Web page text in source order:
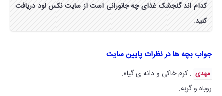
کدام اند گنجشک غذای چه جانورانی است از سایت نکس لود دریافت
کنید.
جواب بچه ها در نظرات پایین سایت
مهدی : کرم خاکی و دانه ی گیاه.
روباه و گربه.